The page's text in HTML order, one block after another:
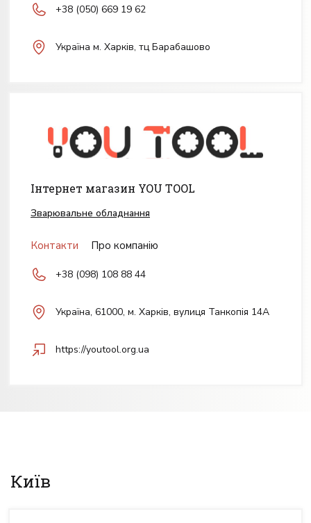
+38 (050) 669 19 62
Україна м. Харків, тц Барабашово
Інтернет магазин YOU TOOL
Зварювальне обладнання
Контакти Про компанію
+38 (098) 108 88 44
Українa, 61000, м. Харків, вулиця Танкопія 14А
https://youtool.org.ua
Київ